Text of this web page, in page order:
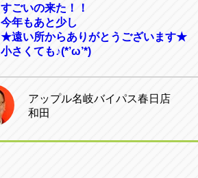
すごいの来た！！
今年もあと少し
★遠い所からありがとうございます★
小さくても♪(*’ω’*)
アップル名岐バイパス春日店
和田